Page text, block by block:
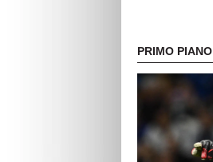
PRIMO PIANO